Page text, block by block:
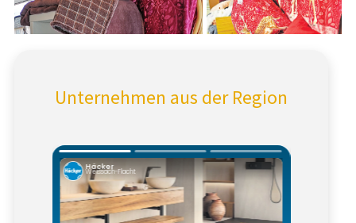
Unternehmen aus der Region